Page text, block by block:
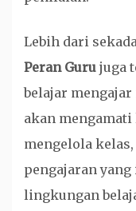
Lebih dari
Peran Guru juga
belajar
akan
mengelola
pengajaran
lingkungan